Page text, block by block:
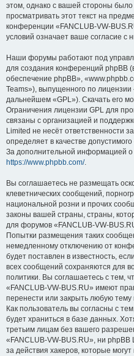
этом, однако с вашей стороны
просматривать этот текст на
конференции «FANCLUB-VW-
условий означает ваше согласие с
Наши форумы работают под
для создания конференций phpBB
обеспечение phpBB»,
Teams»), выпущенного по лицензии
дальнейшем «GPL»). Скачать его
Ограничения лицензии GPL для
связаны с организацией и
Limited не несёт ответственности
определяет в качестве
За дополнительной информацией
https://www.phpbb.com/.
Вы соглашаетесь не размещать
клеветнических сообщений,
национальной розни и прочих
законы вашей страны, страны,
для форумов «FANCLUB-VW-
Попытки размещения таких
немедленному отключению от
будет поставлен в известность,
всех сообщений сохраняются для
политики. Вы соглашаетесь с тем,
«FANCLUB-VW-BUS.RU» имеют
перенести или закрыть любую
Как пользователь вы согласны с
будет храниться в базе данных.
третьим лицам без вашего
«FANCLUB-VW-BUS.RU», ни
за действия хакеров, которые